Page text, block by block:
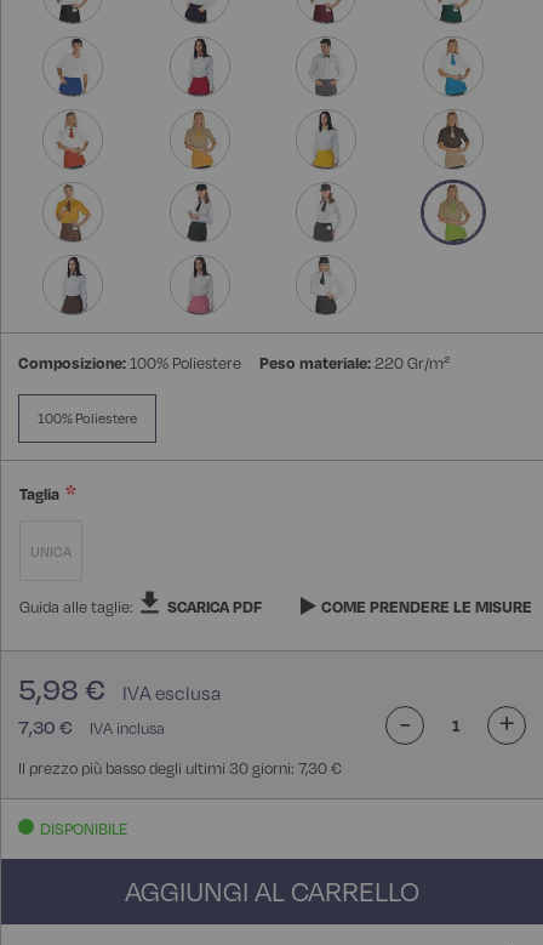
Composizione:100% Poliestere Peso materiale:220 Gr/m²
100% Poliestere
Taglia
UNICA
Guida alle taglie: SCARICA PDF COME PRENDERE LE MISURE
7,30 €
5,98 €
Il prezzo più basso degli ultimi 30 giorni: 7,30 €
- +
DISPONIBILE
AGGIUNGI AL CARRELLO